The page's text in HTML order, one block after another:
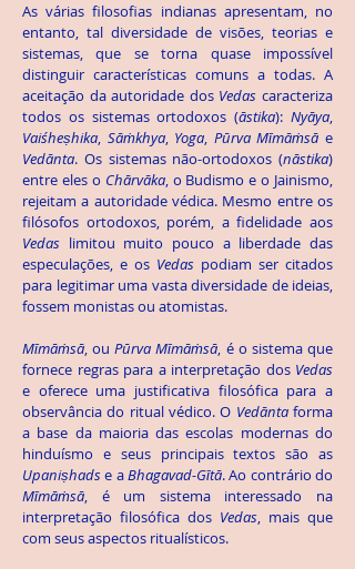
As várias filosofias indianas apresentam, no
entanto, tal diversidade de visões, teorias e
sistemas, que se torna quase impossível
distinguir características comuns a todas. A
aceitação da autoridade dos Vedas caracteriza
todos os sistemas ortodoxos (āstika):Nyāya,
Vaiśheṣhika, Sāṁkhya, Yoga, Pūrva Mῑmāṁsā e
Vedānta. Os sistemas não-ortodoxos (nāstika)
entre eles o Chārvāka, o Budismo e o Jainismo,
rejeitam a autoridade védica. Mesmo entre os
filósofos ortodoxos, porém, a fidelidade aos
Vedas limitou muito pouco a liberdade das
especulações, e os Vedas podiam ser citados
para legitimar uma vasta diversidade de ideias,
fossem monistas ou atomistas.
Mῑmāṁsā, ouPūrva Mῑmāṁsā, é o sistema que
fornece regras para a interpretação dos Vedas
e oferece uma justificativa filosófica para a
observância do ritual védico. O Vedāntaforma
a base da maioria das escolas modernas do
hinduísmo e seus principais textos são as
Upaniṣhadse aBhagavad-Gῑtā. Ao contrário do
Mῑmāṁsā, é um sistema interessado na
interpretação filosófica dos Vedas, mais que
com seus aspectos ritualísticos.